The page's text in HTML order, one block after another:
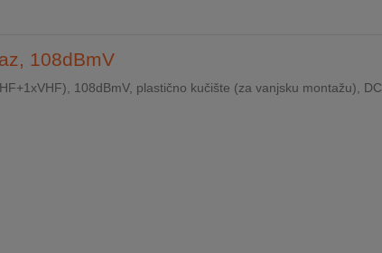
108dBmV
108dBmV, plastično kučište (za vanjsku montažu), DC